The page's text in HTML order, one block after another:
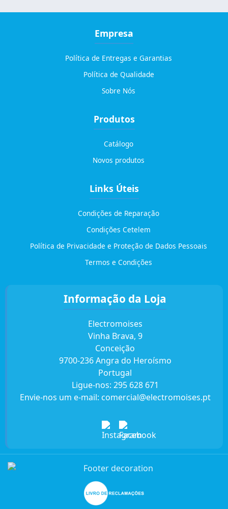
Empresa
Política de Entregas e Garantias
Política de Qualidade
Sobre Nós
Produtos
Catálogo
Novos produtos
Links Úteis
Condições de Reparação
Condições Cetelem
Política de Privacidade e Proteção de Dados Pessoais
Termos e Condições
Informação da Loja
Electromoises
Vinha Brava, 9
Conceição
9700-236 Angra do Heroísmo
Portugal
Ligue-nos: 295 628 671
Envie-nos um e-mail: comercial@electromoises.pt